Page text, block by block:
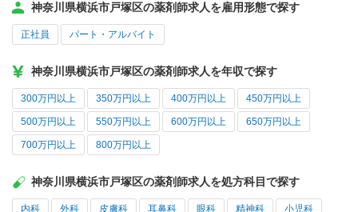
神奈川県横浜市戸塚区の薬剤師求人を雇用形態で探す
正社員 パート・アルバイト
神奈川県横浜市戸塚区の薬剤師求人を年収で探す
300万円以上 350万円以上 400万円以上 450万円以上
500万円以上 550万円以上 600万円以上 650万円以上
700万円以上 800万円以上
神奈川県横浜市戸塚区の薬剤師求人を処方科目で探す
内科 外科 皮膚科 耳鼻科 眼科 精神科 小児科